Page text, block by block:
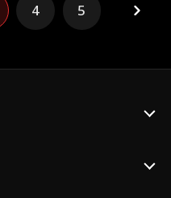
4 5